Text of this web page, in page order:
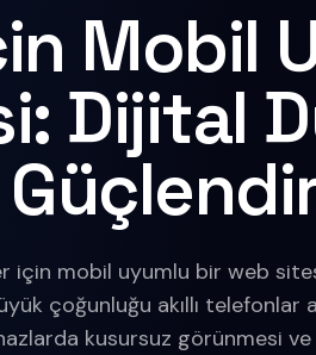
Mobil
Dijital
için mobil uyumlu bir web
çoğunluğu akıllı telefonlar
kusursuz görünmesi ve